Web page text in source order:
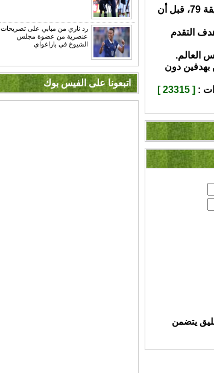
وانتفض المنتخب الأرجنتيني في الدقائق الأخيرة، فقلص الفارق بتسجيله الهدف الأول في الدقيقة 79، قبل أن
التقدم
العالم.
الأرجنتين بهدفين دون
:
[ 23315 ]
يتضمن
رد ناري من مبابي على تصريحات
عنصرية من عضوة مجلس
الشيوخ في باراغواي
اتبعونا على الفيس بوك